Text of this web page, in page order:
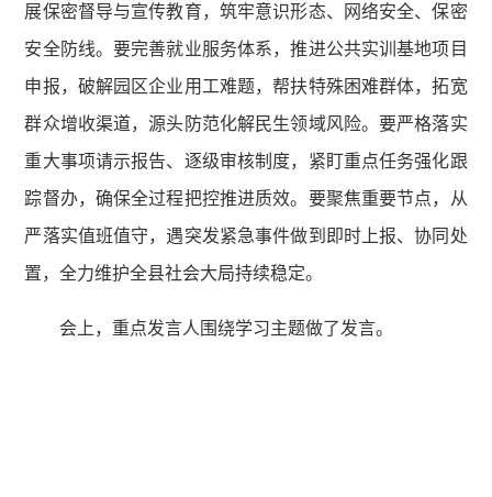
展保密督导与宣传教育，筑牢意识形态、网络安全、保密
安全防线。要完善就业服务体系，推进公共实训基地项目
申报，破解园区企业用工难题，帮扶特殊困难群体，拓宽
群众增收渠道，源头防范化解民生领域风险。要严格落实
重大事项请示报告、逐级审核制度，紧盯重点任务强化跟
踪督办，确保全过程把控推进质效。要聚焦重要节点，从
严落实值班值守，遇突发紧急事件做到即时上报、协同处
置，全力维护全县社会大局持续稳定。
会上，重点发言人围绕学习主题做了发言。